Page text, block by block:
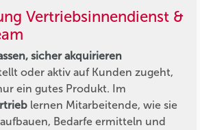
Vertriebsinnendienst &
sicher akquirieren
oder aktiv auf Kunden zugeht,
ein gutes Produkt. Im
lernen Mitarbeitende, wie sie
Bedarfe ermitteln und